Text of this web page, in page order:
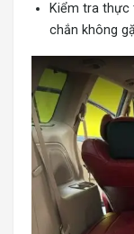
Kiểm tra
chắn không